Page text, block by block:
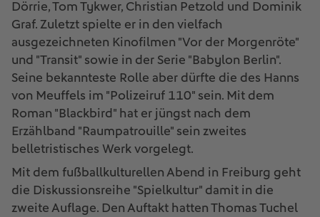
Dörrie, Tom Tykwer, Christian Petzold und Dominik
Graf. Zuletzt spielte er in den vielfach
ausgezeichneten Kinofilmen "Vor der Morgenröte"
und "Transit" sowie in der Serie "Babylon Berlin".
Seine bekannteste Rolle aber dürfte die des Hanns
von Meuffels im "Polizeiruf 110" sein. Mit dem
Roman "Blackbird" hat er jüngst nach dem
Erzählband "Raumpatrouille" sein zweites
belletristisches Werk vorgelegt.
Mit dem fußballkulturellen Abend in Freiburg geht
die Diskussionsreihe "Spielkultur" damit in die
zweite Auflage. Den Auftakt hatten Thomas Tuchel